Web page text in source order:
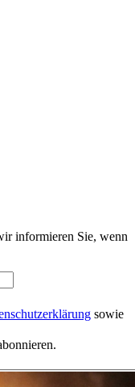
informieren Sie, wenn
sowie